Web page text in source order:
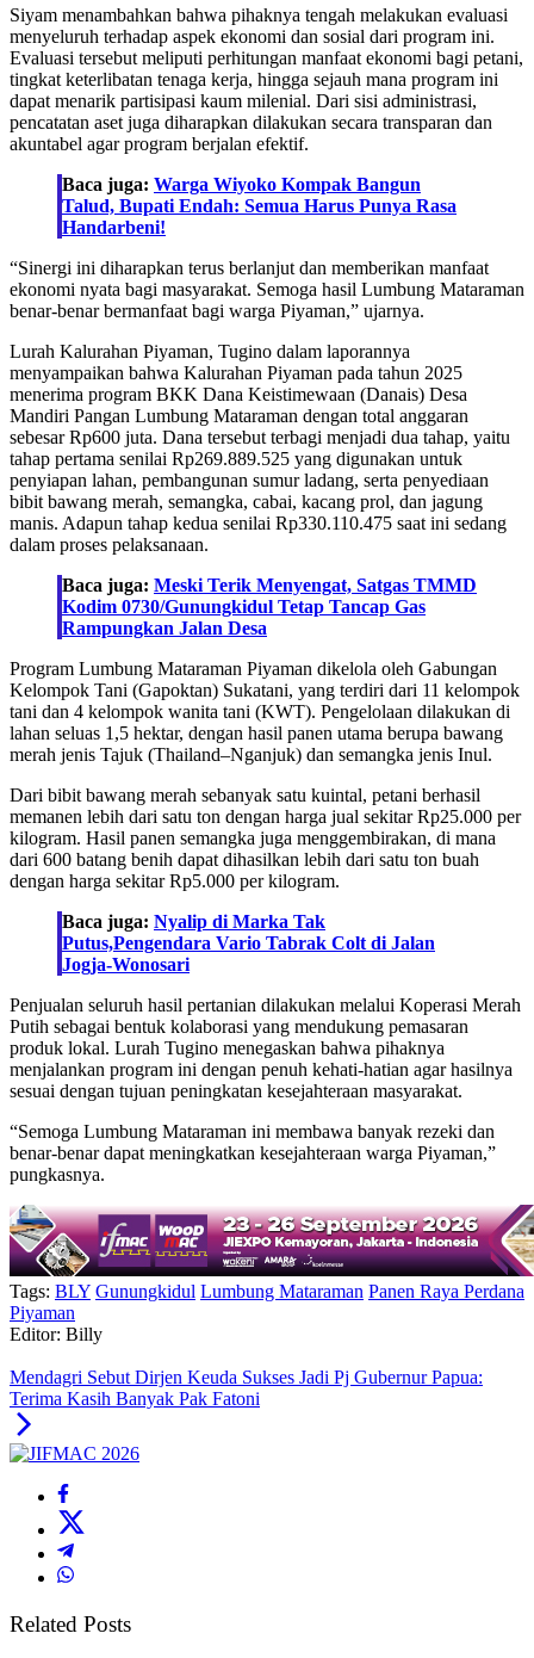
Siyam menambahkan bahwa pihaknya tengah melakukan evaluasi
menyeluruh terhadap aspek ekonomi dan sosial dari program ini.
Evaluasi tersebut meliputi perhitungan manfaat ekonomi bagi petani,
tingkat keterlibatan tenaga kerja, hingga sejauh mana program ini
dapat menarik partisipasi kaum milenial. Dari sisi administrasi,
pencatatan aset juga diharapkan dilakukan secara transparan dan
akuntabel agar program berjalan efektif.
Baca juga: Warga Wiyoko Kompak Bangun
Talud, Bupati Endah: Semua Harus Punya Rasa
Handarbeni!
“Sinergi ini diharapkan terus berlanjut dan memberikan manfaat
ekonomi nyata bagi masyarakat. Semoga hasil Lumbung Mataraman
benar-benar bermanfaat bagi warga Piyaman,” ujarnya.
Lurah Kalurahan Piyaman, Tugino dalam laporannya
menyampaikan bahwa Kalurahan Piyaman pada tahun 2025
menerima program BKK Dana Keistimewaan (Danais) Desa
Mandiri Pangan Lumbung Mataraman dengan total anggaran
sebesar Rp600 juta. Dana tersebut terbagi menjadi dua tahap, yaitu
tahap pertama senilai Rp269.889.525 yang digunakan untuk
penyiapan lahan, pembangunan sumur ladang, serta penyediaan
bibit bawang merah, semangka, cabai, kacang prol, dan jagung
manis. Adapun tahap kedua senilai Rp330.110.475 saat ini sedang
dalam proses pelaksanaan.
Baca juga: Meski Terik Menyengat, Satgas TMMD
Kodim 0730/Gunungkidul Tetap Tancap Gas
Rampungkan Jalan Desa
Program Lumbung Mataraman Piyaman dikelola oleh Gabungan
Kelompok Tani (Gapoktan) Sukatani, yang terdiri dari 11 kelompok
tani dan 4 kelompok wanita tani (KWT). Pengelolaan dilakukan di
lahan seluas 1,5 hektar, dengan hasil panen utama berupa bawang
merah jenis Tajuk (Thailand–Nganjuk) dan semangka jenis Inul.
Dari bibit bawang merah sebanyak satu kuintal, petani berhasil
memanen lebih dari satu ton dengan harga jual sekitar Rp25.000 per
kilogram. Hasil panen semangka juga menggembirakan, di mana
dari 600 batang benih dapat dihasilkan lebih dari satu ton buah
dengan harga sekitar Rp5.000 per kilogram.
Baca juga: Nyalip di Marka Tak
Putus,Pengendara Vario Tabrak Colt di Jalan
Jogja-Wonosari
Penjualan seluruh hasil pertanian dilakukan melalui Koperasi Merah
Putih sebagai bentuk kolaborasi yang mendukung pemasaran
produk lokal. Lurah Tugino menegaskan bahwa pihaknya
menjalankan program ini dengan penuh kehati-hatian agar hasilnya
sesuai dengan tujuan peningkatan kesejahteraan masyarakat.
“Semoga Lumbung Mataraman ini membawa banyak rezeki dan
benar-benar dapat meningkatkan kesejahteraan warga Piyaman,”
pungkasnya.
Tags: BLY Gunungkidul Lumbung Mataraman Panen Raya Perdana
Piyaman
Editor: Billy
Mendagri Sebut Dirjen Keuda Sukses Jadi Pj Gubernur Papua:
Terima Kasih Banyak Pak Fatoni
Related Posts